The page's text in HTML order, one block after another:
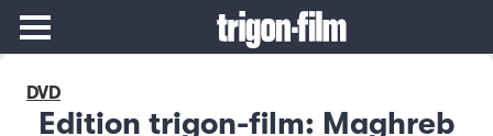
DVD
Edition trigon-film: Maghreb